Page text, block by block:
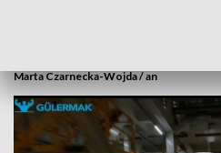
Marta Czarnecka-Wojda / an